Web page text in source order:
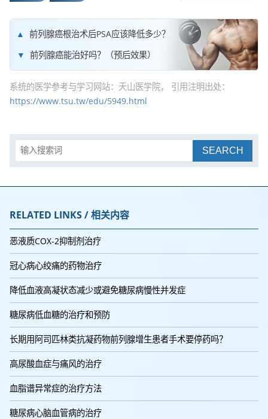
前列腺癌根治术后PSA应该降低多少？
前列腺癌能治好吗？（预后效果）
系统的医学参考与学习网站：天山医学院， 引用注明出处：
https://www.tsu.tw/edu/5949.html
SEARCH
RELATED LINKS / 相关内容
恶液质COX-2抑制剂治疗
冠心病心绞痛的药物治疗
降低血液高凝状态减少或避免糖尿病慢性并发症
糖尿病低血糖的治疗和预防
长期用阿司匹林类抗凝药物前列腺增生患者手术要停药吗？
高尿酸血症与痛风的治疗
血脂谱异常症的治疗方法
糖尿病心脑血管病的治疗